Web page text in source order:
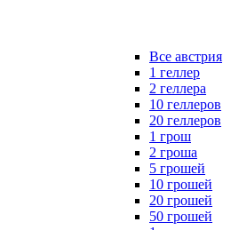
Все австрия
1 геллер
2 геллера
10 геллеров
20 геллеров
1 грош
2 гроша
5 грошей
10 грошей
20 грошей
50 грошей